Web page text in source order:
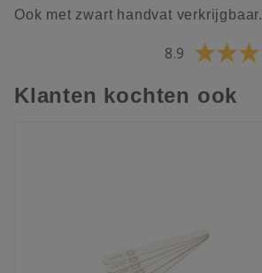
Ook met zwart handvat verkrijgbaar.
8.9
Klanten kochten ook